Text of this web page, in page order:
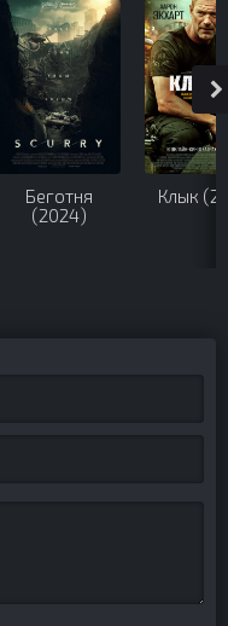
Беготня
(2024)
Клык